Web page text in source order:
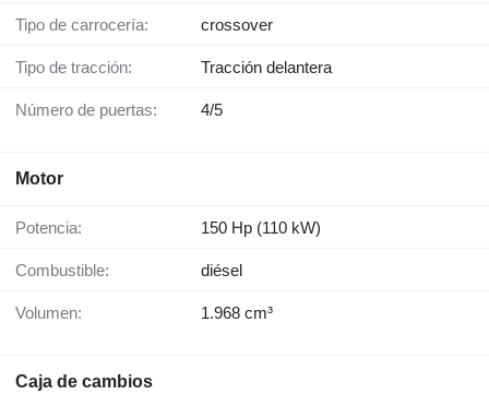
Tipo de carrocería: crossover
Tipo de tracción: Tracción delantera
Número de puertas: 4/5
Motor
Potencia: 150 Hp (110 kW)
Combustible: diésel
Volumen: 1.968 cm³
Caja de cambios